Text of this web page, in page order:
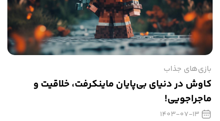
بازی‌های جذاب
کاوش در دنیای بی‌پایان ماینکرفت، خلاقیت و
ماجراجویی!
1403-07-13